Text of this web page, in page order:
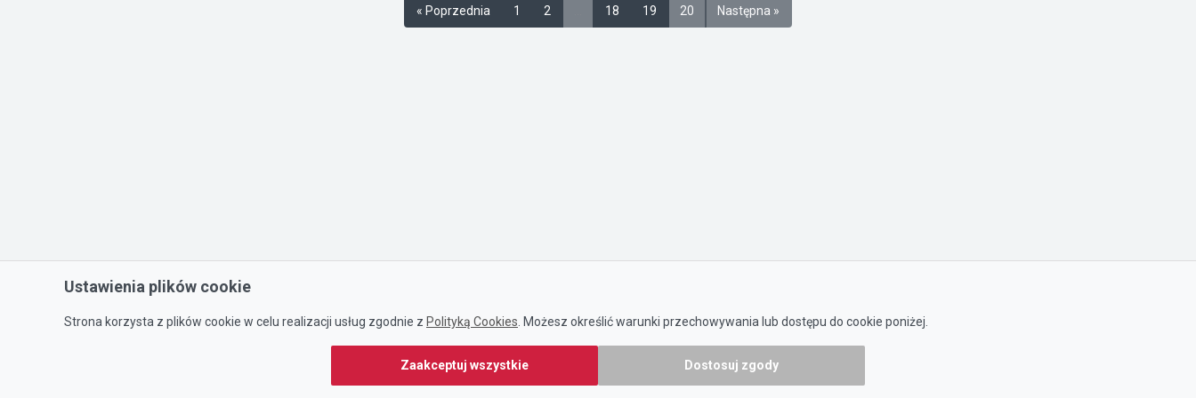
« Poprzednia 1 2 18 19 20 Następna »
Ustawienia plików cookie
Strona korzysta z plików cookie w celu realizacji usług zgodnie z Polityką Cookies . Możesz określić warunki przechowywania lub dostępu do cookie poniżej.
Zaakceptuj wszystkie Dostosuj zgody